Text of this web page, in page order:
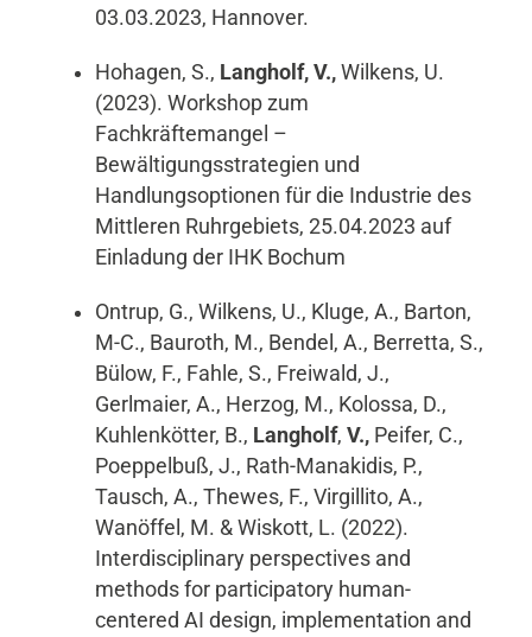
03.03.2023, Hannover.
Hohagen, S., Langholf, V., Wilkens, U.
(2023). Workshop zum
Fachkräftemangel –
Bewältigungsstrategien und
Handlungsoptionen für die Industrie des
Mittleren Ruhrgebiets, 25.04.2023 auf
Einladung der IHK Bochum
Ontrup, G., Wilkens, U., Kluge, A., Barton,
M-C., Bauroth, M., Bendel, A., Berretta, S.,
Bülow, F., Fahle, S., Freiwald, J.,
Gerlmaier, A., Herzog, M., Kolossa, D.,
Kuhlenkötter, B., Langholf, V., Peifer, C.,
Poeppelbuß, J., Rath-Manakidis, P.,
Tausch, A., Thewes, F., Virgillito, A.,
Wanöffel, M. & Wiskott, L. (2022).
Interdisciplinary perspectives and
methods for participatory human-
centered AI design, implementation and